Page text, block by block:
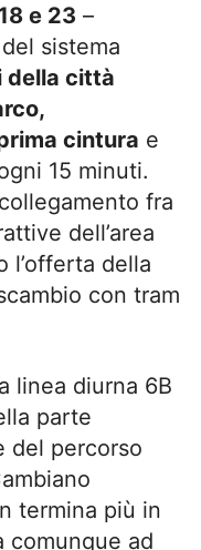
e 23 –
sistema
della città
cintura e
15 minuti.
fra
dell’area
l’offerta della
con tram
linea diurna 6B
parte
del percorso
termina più in
comunque ad